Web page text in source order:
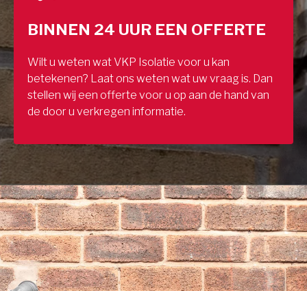
BINNEN 24 UUR EEN OFFERTE
Wilt u weten wat VKP Isolatie voor u kan
betekenen? Laat ons weten wat uw vraag is. Dan
stellen wij een offerte voor u op aan de hand van
de door u verkregen informatie.